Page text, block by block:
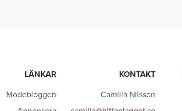
LÄNKAR
Modebloggen
KONTAKT
Camilla Nilsson